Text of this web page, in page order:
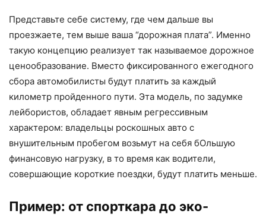
Представьте себе систему, где чем дальше вы
проезжаете, тем выше ваша “дорожная плата”. Именно
такую концепцию реализует так называемое дорожное
ценообразование. Вместо фиксированного ежегодного
сбора автомобилисты будут платить за каждый
километр пройденного пути. Эта модель, по задумке
лейбористов, обладает явным регрессивным
характером: владельцы роскошных авто с
внушительным пробегом возьмут на себя бОльшую
финансовую нагрузку, в то время как водители,
совершающие короткие поездки, будут платить меньше.
Пример: от спорткара до эко-